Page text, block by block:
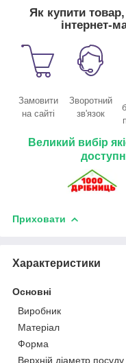
Як купити
інтернет-
Замовити
на сайті
Зворотний
зв'язок
Великий вибір
Приховати
Характеристики
Основні
Виробник
Матеріал
Форма
Верхній діаметр посуду